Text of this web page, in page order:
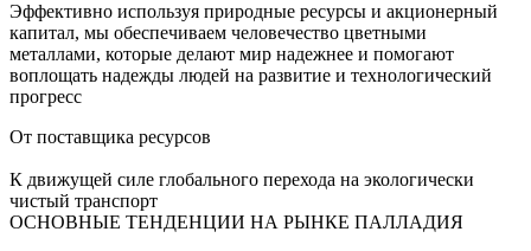
Эффективно используя природные ресурсы и акционерный
капитал, мы обеспечиваем человечество цветными
металлами, которые делают мир надежнее и помогают
воплощать надежды людей на развитие и технологический
прогресс
От поставщика ресурсов
К движущей силе глобального перехода на экологически
чистый транспорт
ОСНОВНЫЕ ТЕНДЕНЦИИ НА РЫНКЕ ПАЛЛАДИЯ